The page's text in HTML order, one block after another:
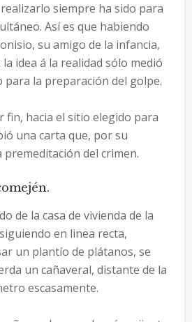
siempre ha sido para
Así es que habiendo
su amigo de la infancia,
idea á la realidad sólo medió
para la preparación del golpe.
fin, hacia el sitio elegido para
una carta que, por su
del crimen.
de la casa de vivienda de la
en linea recta,
un plantío de plátanos, se
un cañaveral, distante de la
escasamente.